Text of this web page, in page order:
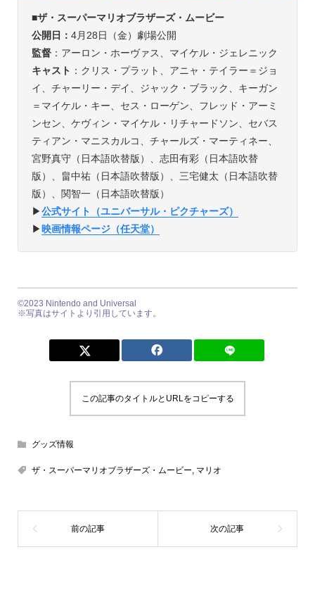
■ザ・スーパーマリオブラザーズ・ムービー
公開日： 4月28日（金）劇場公開
監督：アーロン・ホーヴァス、マイケル・ジェレニック
キャスト ：クリス・プラット、アニャ・テイラー＝ジョ
イ、チャーリー・デイ、ジャック・ブラック、キーガン
＝マイケル・キー、セス・ローゲン、フレッド・アーミ
ンセン、ケヴィン・マイケル・リチャードソン、セバス
ティアン・マニスカルコ、チャールズ・マーティネー、
宮野真守（日本語吹替版）、志田有彩（日本語吹替
版）、畠中祐（日本語吹替版）、三宅健太（日本語吹替
版）、関智一（日本語吹替版）
▶︎公式サイト（ユニバーサル・ピクチャーズ）
▶︎ 映画情報ページ（任天堂）
©2023 Nintendo and Universal
※写真はサイトより引用しています。
この記事のタイトルとURLをコピーする
グッズ情報
ザ・スーパーマリオブラザーズ・ムービー マリオ